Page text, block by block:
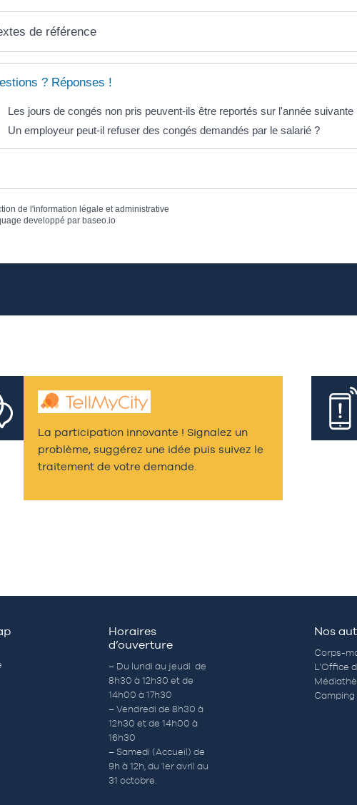
de référence
? Réponses !
Les jours de congés non pris peuvent-ils être reportés sur l'année suivante
Un employeur peut-il refuser des congés demandés par le salarié ?
de l'information légale et administrative
developpé par baseo.io
La participation innovante ! Signalez un
problème, suggérez une idée puis suivez le
traitement de votre demande.
Horaires
d’ouverture
– Du lundi au jeudi de
8h30 à 12h30 et de
14h00 à 17h30
– Vendredi de 8h30 à
12h30 et de 14h00 à
16h30
– Samedi (Accueil) de
9h à 12h, du 1er avril au
31 octobre.
Nos
Corps-
L’Office
Camping